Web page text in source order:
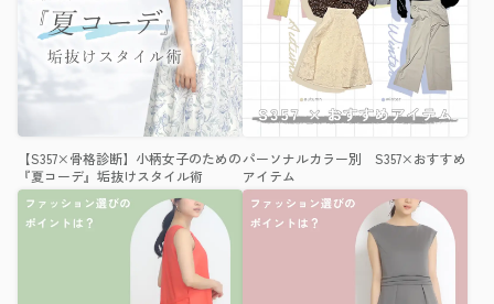
【S357×骨格診断】小柄女子のための
『夏コーデ』垢抜けスタイル術
パーソナルカラー別 S357×おすすめ
アイテム